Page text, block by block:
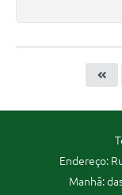
Endereço:
Manhã: